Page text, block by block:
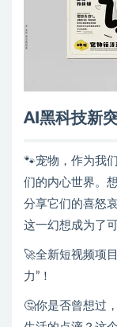
AI黑科技新
🐾宠物，作为我
们的内心世界。
分享它们的喜怒
这一幻想成为了可
🚀全新短视频项
力”！
🤔你是否曾想过